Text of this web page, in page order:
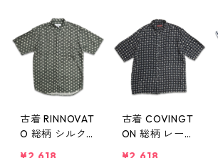
0351n w60801
クスシャツ 表
記：L gd4103
22n w60730
古着 RINNOVAT
O 総柄 シルク
古着 COVINGT
ON 総柄 レーヨ